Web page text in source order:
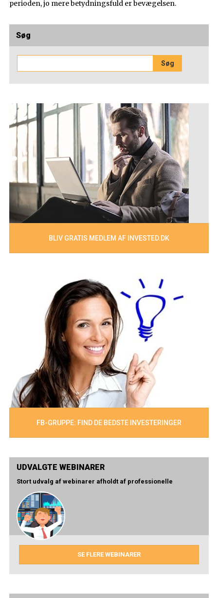
perioden, jo mere betydningsfuld er bevægelsen.
Søg
BLIV GRATIS MEDLEM AF INVESTED.DK
FB-GRUPPE: FIND DE BEDSTE INVESTERINGER
UDVALGTE WEBINARER
Stort udvalg af webinarer afholdt af professionelle
SE FLERE WEBINARER